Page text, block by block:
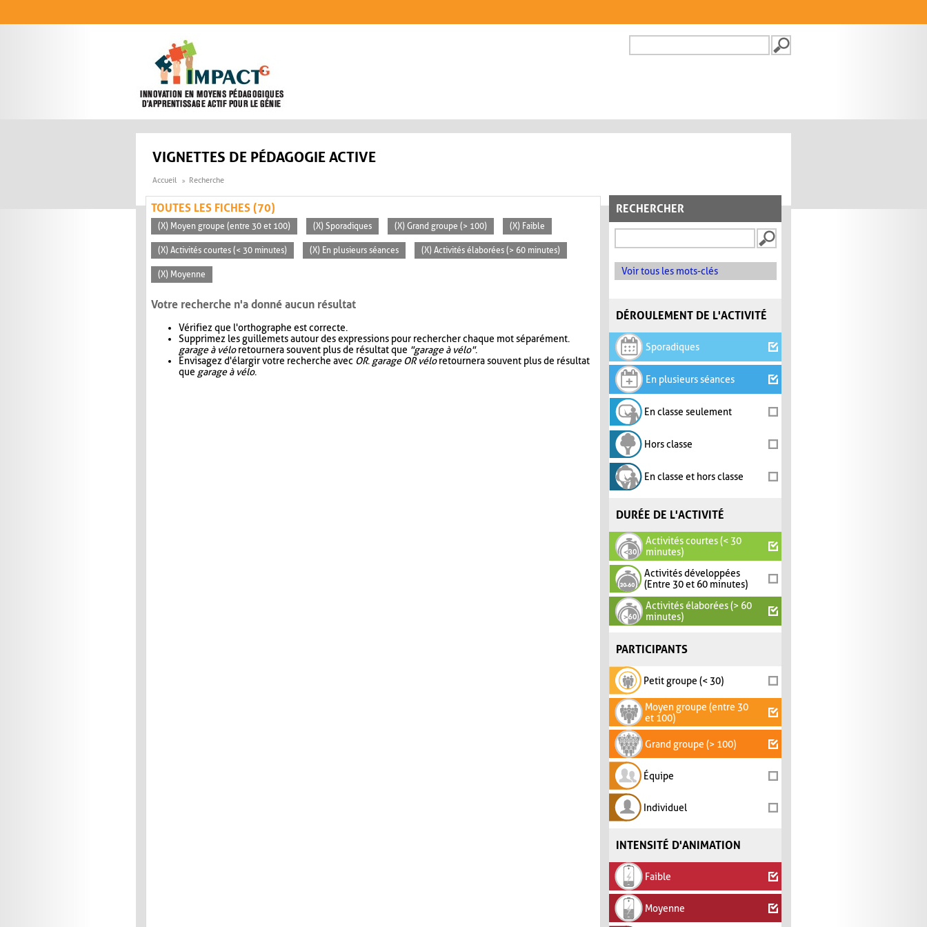
FORMULAIRE DE
VIGNETTES DE PÉDAGOGIE ACTIVE
Accueil Recherche
RECHERCHER
Voir tous les mots-clés
DÉROULEMENT DE L'ACTIVITÉ
Sporadiques
En plusieurs séances
En classe seulement
Hors classe
En classe et hors classe
DURÉE DE L'ACTIVITÉ
Activités courtes (< 30
minutes)
Activités développées
(Entre 30 et 60 minutes)
Activités élaborées (> 60
minutes)
PARTICIPANTS
Petit groupe (< 30)
Moyen groupe (entre 30
et 100)
Grand groupe (> 100)
Équipe
Individuel
INTENSITÉ D'ANIMATION
Faible
Moyenne
TOUTES LES FICHES (70)
(X) Moyen groupe (entre 30 et 100) (X) Sporadiques (X) Grand groupe (> 100) (X) Faible
(X) Activités courtes (< 30 minutes) (X) En plusieurs séances (X) Activités élaborées (> 60 minutes)
(X) Moyenne
Votre recherche n'a donné aucun résultat
Vérifiez que l'orthographe est correcte.
Supprimez les guillemets autour des expressions pour rechercher chaque mot séparément.
garage à véloretournera souvent plus de résultat que "garage à vélo".
Envisagez d'élargir votre recherche avec OR. garage OR véloretournera souvent plus de résultat
que garage à vélo.